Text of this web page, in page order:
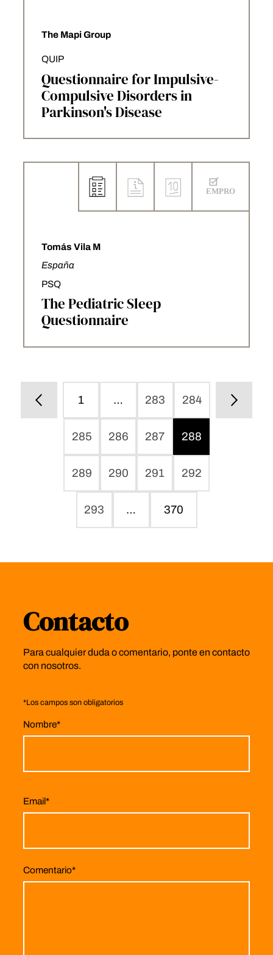
The Mapi Group
QUIP
Questionnaire for Impulsive-
Compulsive Disorders in
Parkinson's Disease
Tomás Vila M
España
PSQ
The Pediatric Sleep
Questionnaire
1 … 283 284
285 286 287 288
289 290 291 292
293 … 370
Contacto
Para cualquier duda o comentario, ponte en contacto
con nosotros.
*Los campos son obligatorios
Nombre*
Email*
Comentario*